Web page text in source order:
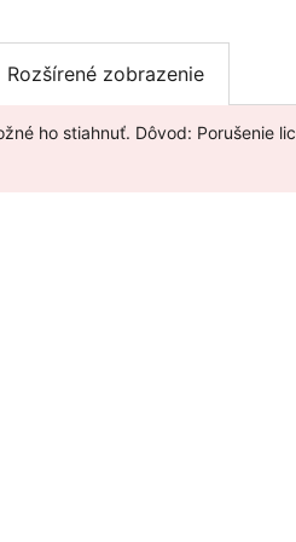
Rozšírené zobrazenie
ho stiahnuť. Dôvod: Porušenie